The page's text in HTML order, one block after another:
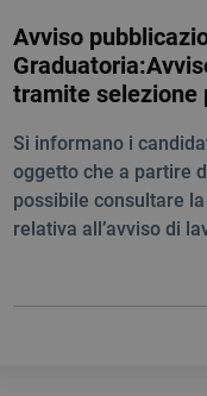
Avviso
tramite selezione
merito al fine di
personale idoneo
contratti a tempo
quale
Si informano i
oggetto che a partire
possibile consultare
relativa all’avviso di
personale idoneo per